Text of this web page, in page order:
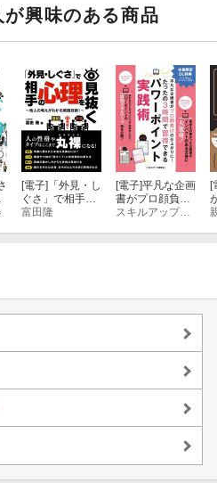
・
方法・注意点（体幹トレーニン
レーニング。正しいフォームを身
ではない？？
腹筋に効かせれているか確かめ
方と効果〜体幹を安定させるフロ
何にいいの？その効果は？
技術〜脂肪燃焼
のメカニズムを
興味のある商品
[電子] 「外見・し
ぐさ」で相手の
心理を見抜く〜
富田隆
[電子]平凡な企画
書がプロ顔負け
の仕上がりに！
スキルアップ研究会
[